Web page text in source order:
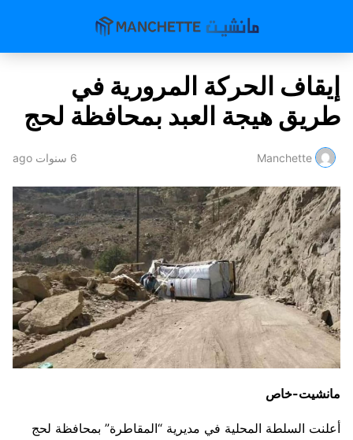
إيقاف الحركة المرورية في
طريق هيجة العبد بمحافظة لحج
Manchette 6 سنوات ago
مانشيت-خاص
أعلنت السلطة المحلية في مديرية “المقاطرة” بمحافظة لحج